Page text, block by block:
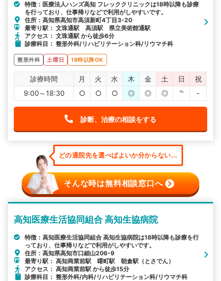
特徴：医療法人ハンズ高知 フレッククリニックは18時以降も診療
を行っており、仕事帰りなどで利用がしやすいです。
住所：高知県高知市高須新町4丁目3-20
最寄り駅： 文珠通駅 高須駅 県立美術館通駅
アクセス： 文珠通駅 から徒歩6分
診療科目： 整形外科/リハビリテーション科/リウマチ科
整形外科 土曜日 18時以降OK
診療時間 月 火 水 木 金 土 日
祝
9:00～18:30
○ ○ ○ ◎ ◎ ◎ ℡ -
診断、治療の相談をする
どの通院先を選べばよいか分からない...
そんな時は無料相談窓口へ
高知医療生活協同組合 高知生協病院
特徴：高知医療生活協同組合 高知生協病院は18時以降も診療を行
っており、仕事帰りなどで利用がしやすいです。
住所：高知県高知市口細山206-9
最寄り駅： 高知商業前駅 曙町駅 朝倉駅（とさでん）
アクセス： 高知商業前駅 から徒歩15分
診療科目： 整形外科/内科/リハビリテーション科/リウマチ科